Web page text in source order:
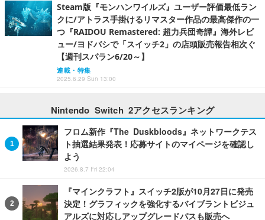
Steam版『モンハンワイルズ』ユーザー評価最低ラン
クに/アトラス手掛けるリマスター作品の最高傑作の一
つ『RAIDOU Remastered: 超力兵団奇譚』海外レビ
ュー/ヨドバシで「スイッチ2」の店頭販売報告相次ぐ
【週刊スパラン6/20～】
連載・特集
2025.6.29 Sun 13:00
Nintendo Switch 2アクセスランキング
フロム新作『The Duskbloods』ネットワークテス
ト抽選結果発表！応募サイトのマイページを確認し
よう
2026.8.7 Fri 22:04
『マインクラフト』スイッチ2版が10月27日に発売
決定！グラフィックを強化するバイブラントビジュ
アルズに対応しアップグレードパスも販売へ